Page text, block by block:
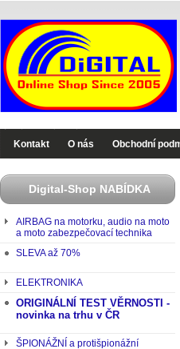
Kontakt O nás Obchodní
Digital-Shop NABÍDKA
AIRBAG na motorku, audio na moto
a moto zabezpečovací technika
SLEVA až 70%
ELEKTRONIKA
ORIGINÁLNÍ TEST VĚRNOSTI -
novinka na trhu v ČR
ŠPIONÁŽNÍ a protišpionážní